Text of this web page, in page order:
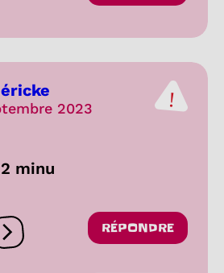
2023
minu
Ouvrir les réactions
RÉPONDRE